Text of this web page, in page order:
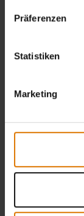
Präferenzen
Statistiken
Marketing